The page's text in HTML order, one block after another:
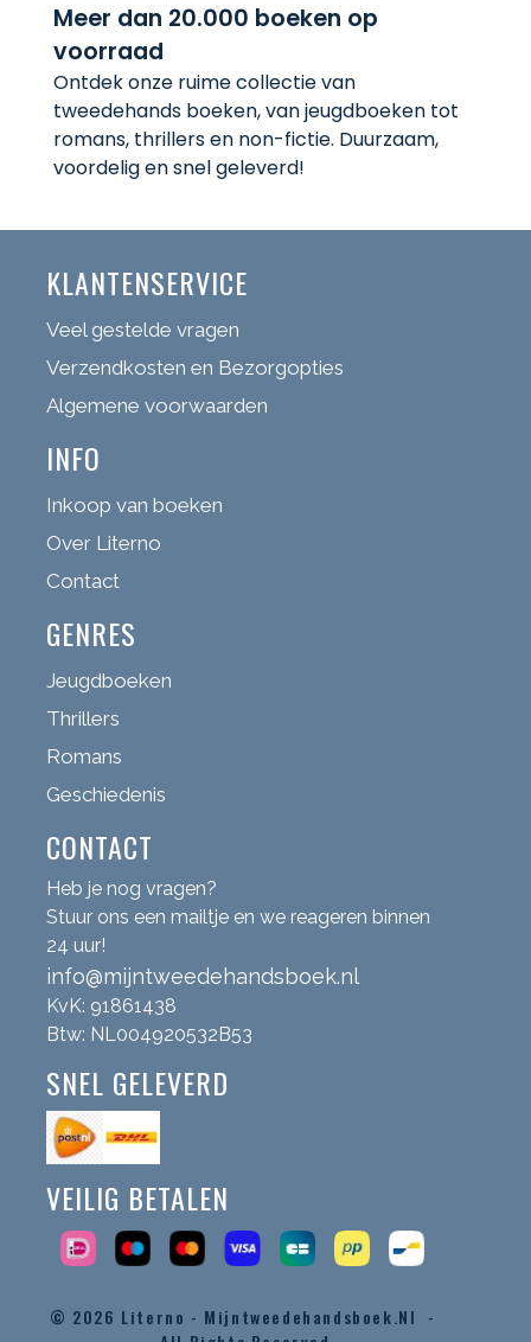
Meer dan 20.000 boeken op
voorraad
Ontdek onze ruime collectie van
tweedehands boeken, van jeugdboeken tot
romans, thrillers en non-fictie. Duurzaam,
voordelig en snel geleverd!
KLANTENSERVICE
Veel gestelde vragen
Verzendkosten en Bezorgopties
Algemene voorwaarden
INFO
Inkoop van boeken
Over Literno
Contact
GENRES
Jeugdboeken
Thrillers
Romans
Geschiedenis
CONTACT
Heb je nog vragen?
Stuur ons een mailtje en we reageren binnen
24 uur!
info@mijntweedehandsboek.nl
KvK: 91861438
Btw: NL004920532B53
SNEL GELEVERD
VEILIG BETALEN
© 2026 Literno - Mijntweedehandsboek.nl -